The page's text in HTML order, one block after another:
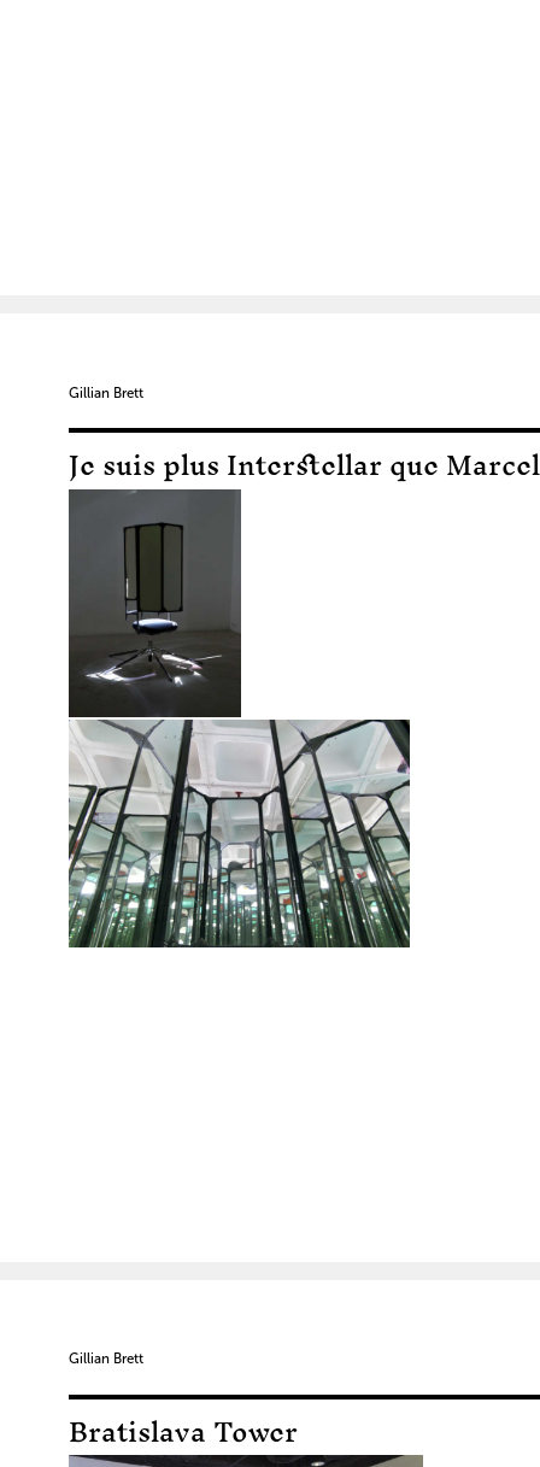
Gillian Brett
Je suis plus Interstellar que
Gillian Brett
Bratislava Tower